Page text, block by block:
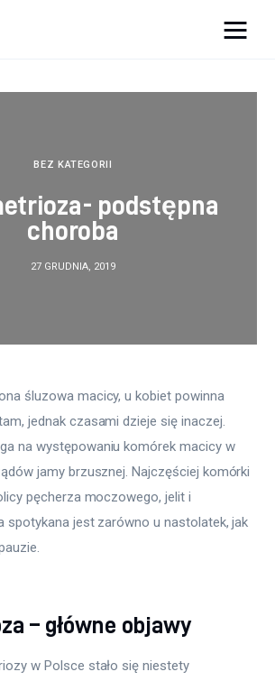
BEZ KATEGORII
podstępna
choroba
27 GRUDNIA, 2019
śluzowa macicy, u kobiet powinna
jednak czasami dzieje się inaczej.
na występowaniu komórek macicy w
jamy brzusznej. Najczęściej komórki
pęcherza moczowego, jelit i
spotykana jest zarówno u nastolatek, jak
– główne objawy
w Polsce stało się niestety